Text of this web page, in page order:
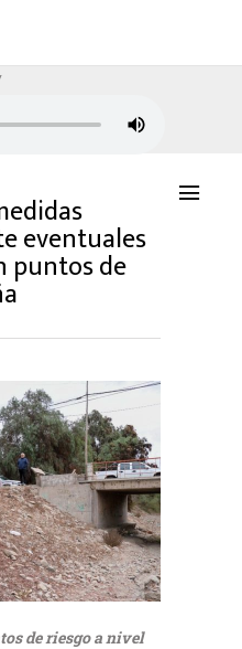
Preventivas Ante
En Puntos De
21/06/2023
eventuales
puntos de
de riesgo a nivel